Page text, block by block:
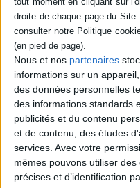
Nous et nos partenaires
informations sur un
des données personnelles
des informations standards
publicités et du contenu
et de contenu, des études
services. Avec votre
mêmes pouvons utiliser
précises et d’identification